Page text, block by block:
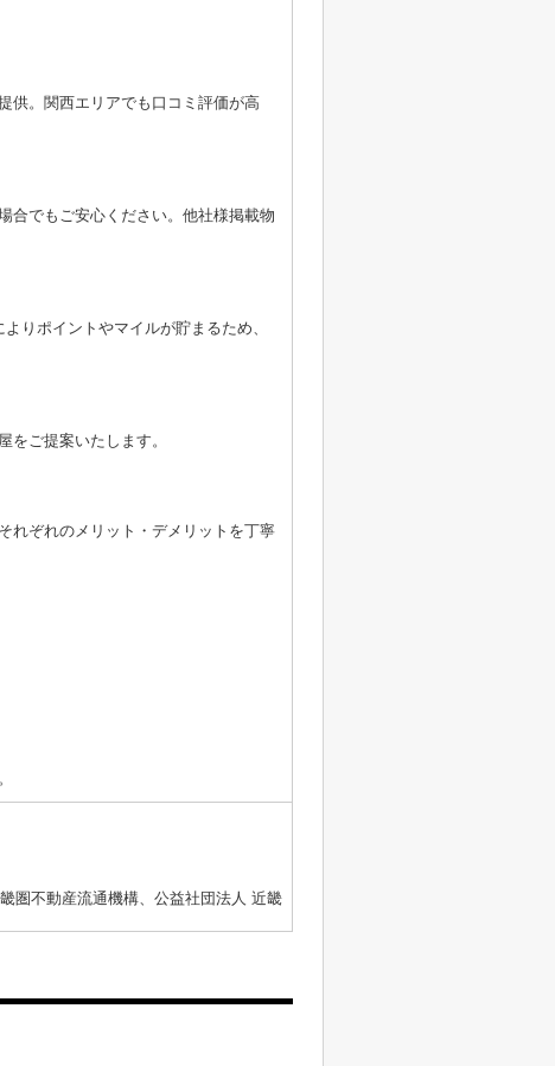
供。関西エリアでも口コミ評価が高
合でもご安心ください。他社様掲載物
りポイントやマイルが貯まるため、
をご提案いたします。
れぞれのメリット・デメリットを丁寧
圏不動産流通機構、公益社団法人 近畿